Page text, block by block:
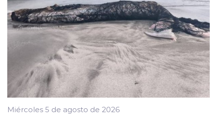
Miércoles 5 de agosto de 2026